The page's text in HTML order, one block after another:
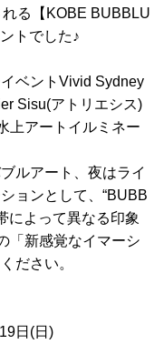
れる【KOBE BUBBLU
トでした♪
ベントVivid Sydney
Sisu(アトリエシス)
上アートイルミネー
ルアート、夜はライ
ョンとして、“BUBB
によって異なる印象
「新感覚なイマーシ
ださい。
日(日)